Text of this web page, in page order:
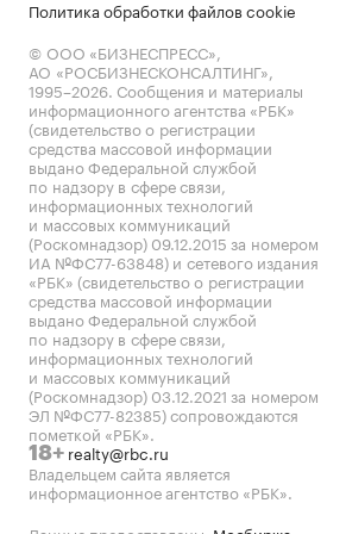
Политика обработки файлов cookie
© ООО «БИЗНЕСПРЕСС»,
АО «РОСБИЗНЕСКОНСАЛТИНГ»,
1995–2026. Сообщения и материалы
информационного агентства «РБК»
(свидетельство о регистрации
средства массовой информации
выдано Федеральной службой
по надзору в сфере связи,
информационных технологий
и массовых коммуникаций
(Роскомнадзор) 09.12.2015 за номером
ИА №ФС77-63848) и сетевого издания
«РБК» (свидетельство о регистрации
средства массовой информации
выдано Федеральной службой
по надзору в сфере связи,
информационных технологий
и массовых коммуникаций
(Роскомнадзор) 03.12.2021 за номером
ЭЛ №ФС77-82385) сопровождаются
пометкой «РБК».
18+ realty@rbc.ru
Владельцем сайта является
информационное агентство «РБК».